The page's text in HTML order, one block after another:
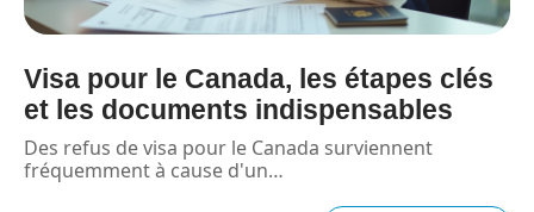
Visa pour le Canada, les étapes clés
et les documents indispensables
Des refus de visa pour le Canada surviennent
fréquemment à cause d'un…